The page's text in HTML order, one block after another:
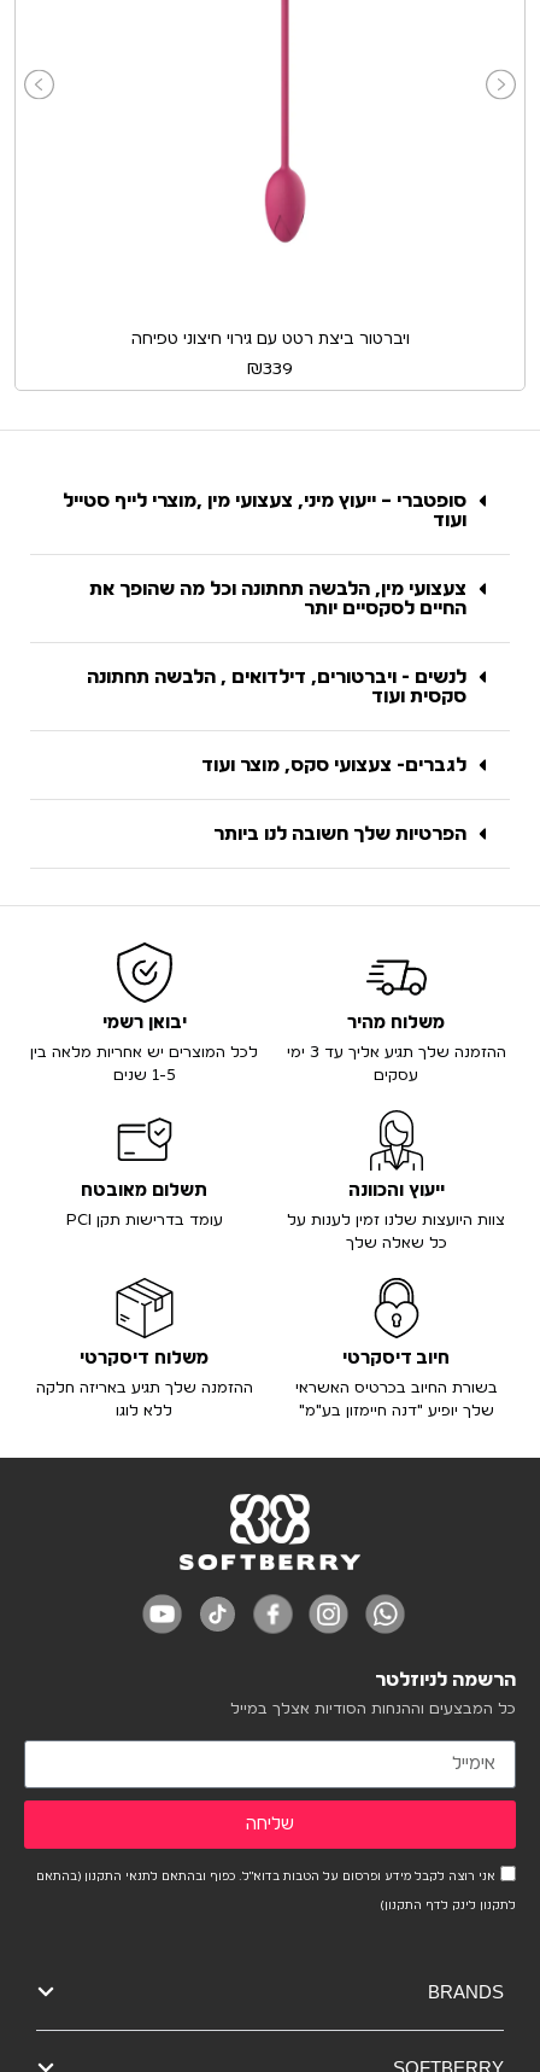
ויברטור ביצת רטט עם גירוי חיצוני טפיחה
₪339
סופטברי – ייעוץ מיני, צעצועי מין ,מוצרי לייף סטייל
ועוד
צעצועי מין, הלבשה תחתונה וכל מה שהופך את
החיים לסקסיים יותר
לנשים - ויברטורים, דילדואים , הלבשה תחתונה
סקסית ועוד
לגברים- צעצועי סקס, מוצר ועוד
הפרטיות שלך חשובה לנו ביותר
משלוח מהיר
ההזמנה שלך תגיע אליך עד 3 ימי
עסקים
יבואן רשמי
לכל המוצרים יש אחריות מלאה בין
1-5 שנים
ייעוץ והכוונה
צוות היועצות שלנו זמין לענות על
כל שאלה שלך
תשלום מאובטח
עומד בדרישות תקן PCI
חיוב דיסקרטי
בשורת החיוב בכרטיס האשראי
שלך יופיע "דנה חיימזון בע"מ"
משלוח דיסקרטי
ההזמנה שלך תגיע באריזה חלקה
ללא לוגו
הרשמה לניוזלטר
כל המבצעים וההנחות הסודיות אצלך במייל
אני רוצה לקבל מידע ופרסום על הטבות בדוא"ל. כפוף ובהתאם לתנאי התקנון (בהתאם
לתקנון לינק לדף התקנון)
שליחה
BRANDS
SOFTBERRY